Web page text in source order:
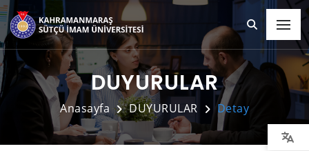
DUYURULAR
Anasayfa DUYURULAR Detay